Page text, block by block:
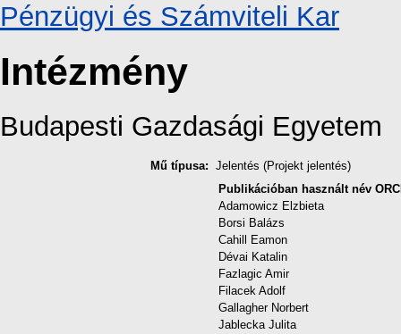
Pénzügyi és Számviteli Kar
Intézmény
Budapesti Gazdasági Egyetem
Mű típusa: Jelentés (Projekt jelentés)
Publikációban használt név
Adamowicz Elzbieta
Borsi Balázs
Cahill Eamon
Dévai Katalin
Fazlagic Amir
Filacek Adolf
Gallagher Norbert
Jablecka Julita